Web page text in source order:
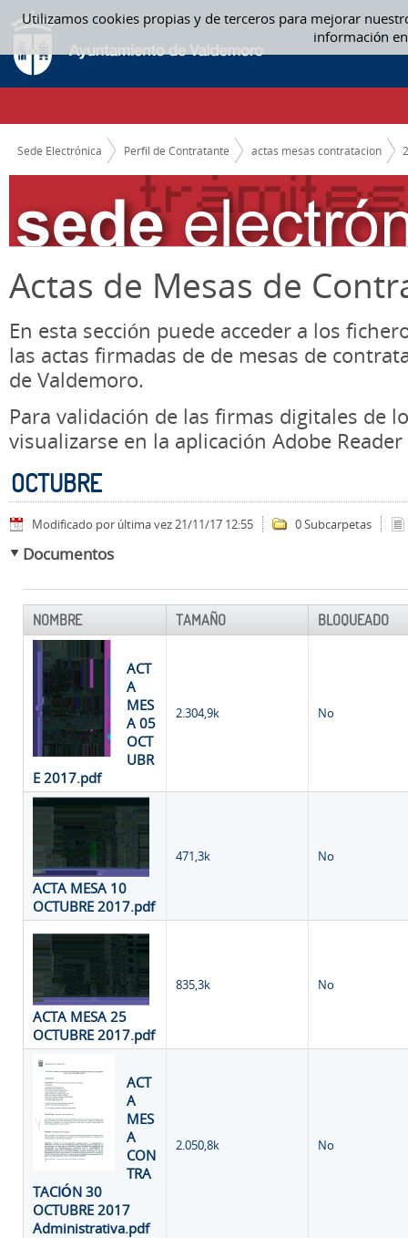
Utilizamos cookies propias y de terceros para mejorar
información
Saltar al contenido
OCTUBRE - ACTAS MESAS CONTRATACION
CAMINO DE MIGAS
Sede Electrónica Perfil de Contratante actas mesas contratacion
Actas de Mesas de
En esta sección puede acceder a los
las actas firmadas de de mesas de
de Valdemoro.
Para validación de las firmas digitales de
visualizarse en la aplicación Adobe Reader
OCTUBRE
Modificado por última vez 21/11/17 12:55 0 Subcarpetas
Documentos
NOMBRE TAMAÑO BLOQUEADO
ACT
A
MES
A 05
OCT
UBR
E 2017.pdf
2.304,9k No
ACTA MESA 10
OCTUBRE 2017.pdf
471,3k No
ACTA MESA 25
OCTUBRE 2017.pdf
835,3k No
ACT
A
MES
A
CON
TRA
TACIÓN 30
OCTUBRE 2017
Administrativa.pdf
2.050,8k No